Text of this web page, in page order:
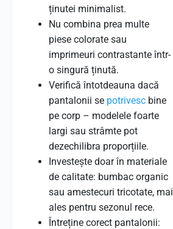
ținutei minimalist.
Nu combina prea multe
piese colorate sau
imprimeuri contrastante într-
o singură ținută.
Verifică întotdeauna dacă
pantalonii se potrivesc bine
pe corp – modelele foarte
largi sau strâmte pot
dezechilibra proporțiile.
Investește doar în materiale
de calitate: bumbac organic
sau amestecuri tricotate, mai
ales pentru sezonul rece.
Întreține corect pantalonii: